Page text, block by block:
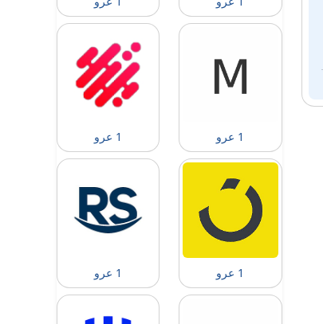
1 عرو 1 عرو
1 عرو 1 عرو